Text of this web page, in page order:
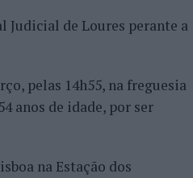
de Loures perante a
pelas 14h55, na freguesia
anos de idade, por ser
na Estação dos